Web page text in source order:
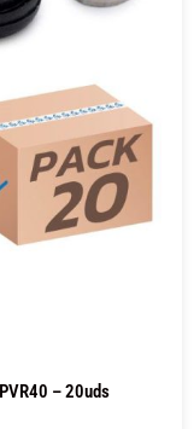
– 20uds